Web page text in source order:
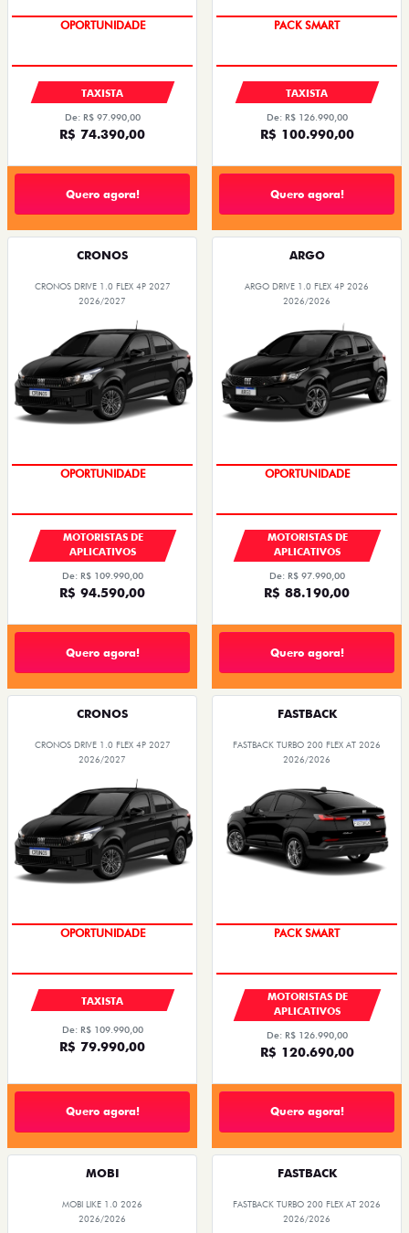
OPORTUNIDADE
TAXISTA
De: R$ 97.990,00
R$ 74.390,00
Quero agora!
PACK SMART
TAXISTA
De: R$ 126.990,00
R$ 100.990,00
Quero agora!
CRONOS
CRONOS DRIVE 1.0 FLEX 4P 2027
2026/2027
OPORTUNIDADE
MOTORISTAS DE
APLICATIVOS
De: R$ 109.990,00
R$ 94.590,00
Quero agora!
ARGO
ARGO DRIVE 1.0 FLEX 4P 2026
2026/2026
OPORTUNIDADE
MOTORISTAS DE
APLICATIVOS
De: R$ 97.990,00
R$ 88.190,00
Quero agora!
CRONOS
CRONOS DRIVE 1.0 FLEX 4P 2027
2026/2027
OPORTUNIDADE
TAXISTA
De: R$ 109.990,00
R$ 79.990,00
Quero agora!
FASTBACK
FASTBACK TURBO 200 FLEX AT 2026
2026/2026
PACK SMART
MOTORISTAS DE
APLICATIVOS
De: R$ 126.990,00
R$ 120.690,00
Quero agora!
MOBI
MOBI LIKE 1.0 2026
2026/2026
FASTBACK
FASTBACK TURBO 200 FLEX AT 2026
2026/2026